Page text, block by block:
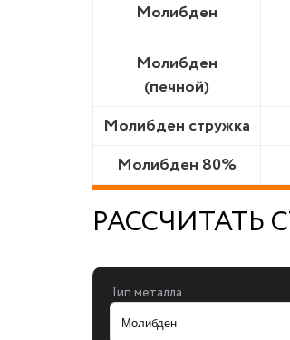
Молибден
Молибден
(печной)
Молибден стружка
Молибден 80%
Тип металла